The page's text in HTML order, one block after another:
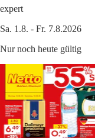
expert
Sa. 1.8. - Fr. 7.8.2026
Nur noch heute gültig